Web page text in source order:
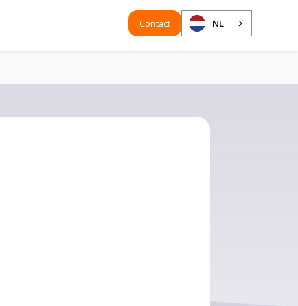
Contact NL